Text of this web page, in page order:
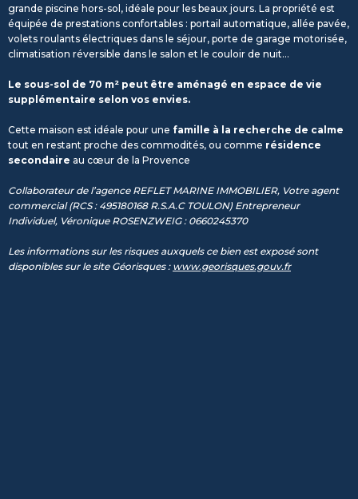
grande piscine hors-sol, idéale pour les beaux jours. La propriété est
équipée de prestations confortables : portail automatique, allée pavée,
volets roulants électriques dans le séjour, porte de garage motorisée,
climatisation réversible dans le salon et le couloir de nuit...
Le sous-sol de 70 m² peut être aménagé en espace de vie
supplémentaire selon vos envies.
Cette maison est idéale pour une famille à la recherche de calme
tout en restant proche des commodités, ou comme résidence
secondaire au cœur de la Provence
Collaborateur de l’agence REFLET MARINE IMMOBILIER, Votre agent
commercial (RCS : 495180168 R.S.A.C TOULON) Entrepreneur
Individuel, Véronique ROSENZWEIG : 0660245370
Les informations sur les risques auxquels ce bien est exposé sont
disponibles sur le site Géorisques : www.georisques.gouv.fr